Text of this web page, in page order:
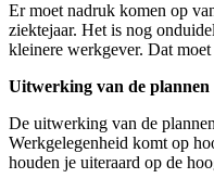
Er moet nadruk komen op
ziektejaar. Het is nog
kleinere werkgever. Dat
Uitwerking van de plannen
De uitwerking van de
Werkgelegenheid komt op
houden je uiteraard op de